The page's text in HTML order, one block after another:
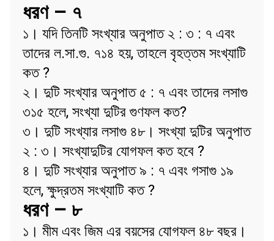
ধরণ – ৭
১। যদি তিনটি সংখ্যার অনুপাত ২ : ৩ : ৭ এবং
তাদের ল.সা.গু. ৭১৪ হয়, তাহলে বৃহত্তম সংখ্যাটি
কত ?
২। দুটি সংখ্যার অনুপাত ৫ : ৭ এবং তাদের লসাগু
৩১৫ হলে, সংখ্যা দুটির গুণফল কত?
৩। দুটি সংখ্যার লসাগু ৪৮। সংখ্যা দুটির অনুপাত
২ : ৩। সংখ্যাদুটির যোগফল কত হবে ?
৪। দুটি সংখ্যার অনুপাত ৯ : ৭ এবং গসাগু ১৯
হলে, ক্ষুদ্রতম সংখ্যাটি কত ?
ধরণ – ৮
১। মীম এবং জিম এর বয়সের যোগফল ৪৮ বছর।